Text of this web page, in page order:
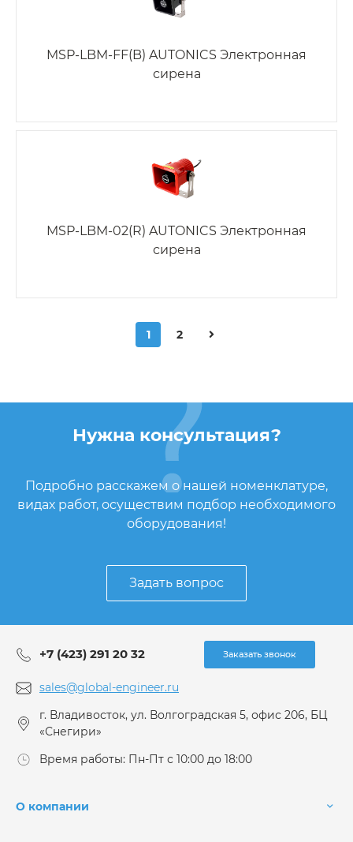
MSP-LBM-FF(B) AUTONICS Электронная
сирена
MSP-LBM-02(R) AUTONICS Электронная
сирена
1 2
Нужна консультация?
Подробно расскажем о нашей номенклатуре,
видах работ, осуществим подбор необходимого
оборудования!
Задать вопрос
+7 (423) 291 20 32 Заказать звонок
sales@global-engineer.ru
г. Владивосток, ул. Волгоградская 5, офис 206, БЦ
«Снегири»
Время работы: Пн-Пт с 10:00 до 18:00
О компании